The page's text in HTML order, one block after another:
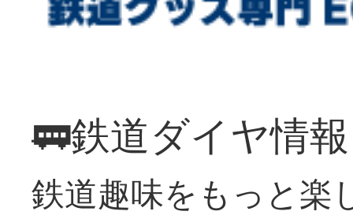
🚃鉄道ダイヤ情
鉄道趣味をもっと楽